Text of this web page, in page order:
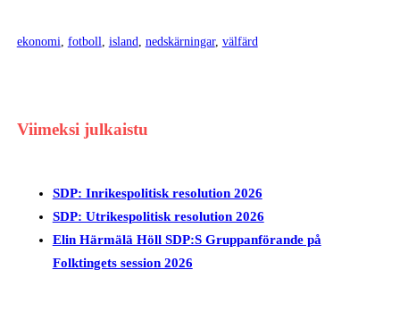
ekonomi, fotboll, island, nedskärningar, välfärd
Viimeksi julkaistu
SDP: Inrikespolitisk resolution 2026
SDP: Utrikespolitisk resolution 2026
Elin Härmälä Höll SDP:S Gruppanförande på
Folktingets session 2026